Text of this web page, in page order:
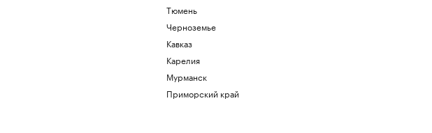
Тюмень
Черноземье
Кавказ
Карелия
Мурманск
Приморский край